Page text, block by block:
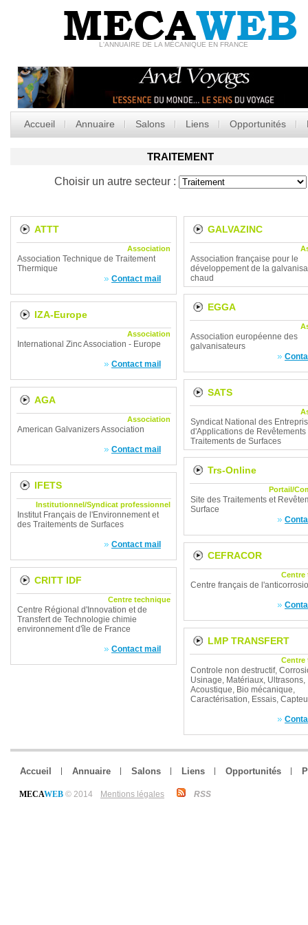
MECAWEB
L'ANNUAIRE DE LA MÉCANIQUE EN FRANCE
Accueil Annuaire Salons Liens Opportunités
TRAITEMENT
Choisir un autre secteur :
ATTT
Association
Association Technique de Traitement
Thermique
Contact mail
GALVAZINC
Association française pour le
développement de la
chaud
EGGA
Association européenne des
galvanisateurs
IZA-Europe
Association
International Zinc Association - Europe
Contact mail
SATS
Syndicat National des
d'Applications de Revêtements
Traitements de Surfaces
AGA
Association
American Galvanizers Association
Contact mail
Trs-Online
Portail/
Site des Traitements et
Surface
IFETS
Institutionnel/Syndicat professionnel
Institut Français de l'Environnement et
des Traitements de Surfaces
Contact mail
CEFRACOR
Centre
Centre français de
CRITT IDF
Centre technique
Centre Régional d'Innovation et de
Transfert de Technologie chimie
environnement d'île de France
Contact mail
LMP TRANSFERT
Centre
Controle non destructif,
Usinage, Matériaux, Ultrasons,
Acoustique, Bio mécanique,
Caractérisation, Essais,
Accueil Annuaire Salons Liens Opportunités
MECAWEB © 2014 Mentions légales RSS